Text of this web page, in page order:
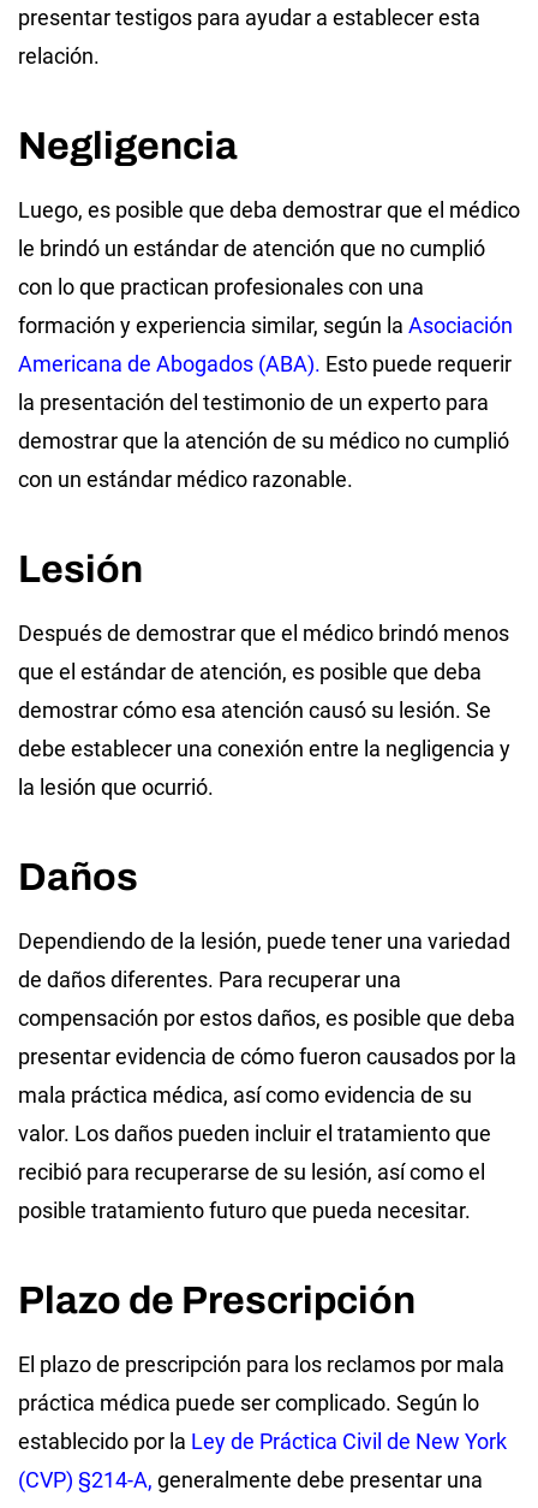
presentar testigos para ayudar a establecer esta
relación.
Negligencia
Luego, es posible que deba demostrar que el médico
le brindó un estándar de atención que no cumplió
con lo que practican profesionales con una
formación y experiencia similar, según la Asociación
Americana de Abogados (ABA). Esto puede requerir
la presentación del testimonio de un experto para
demostrar que la atención de su médico no cumplió
con un estándar médico razonable.
Lesión
Después de demostrar que el médico brindó menos
que el estándar de atención, es posible que deba
demostrar cómo esa atención causó su lesión. Se
debe establecer una conexión entre la negligencia y
la lesión que ocurrió.
Daños
Dependiendo de la lesión, puede tener una variedad
de daños diferentes. Para recuperar una
compensación por estos daños, es posible que deba
presentar evidencia de cómo fueron causados por la
mala práctica médica, así como evidencia de su
valor. Los daños pueden incluir el tratamiento que
recibió para recuperarse de su lesión, así como el
posible tratamiento futuro que pueda necesitar.
Plazo de Prescripción
El plazo de prescripción para los reclamos por mala
práctica médica puede ser complicado. Según lo
establecido por la Ley de Práctica Civil de New York
(CVP) §214-A, generalmente debe presentar una